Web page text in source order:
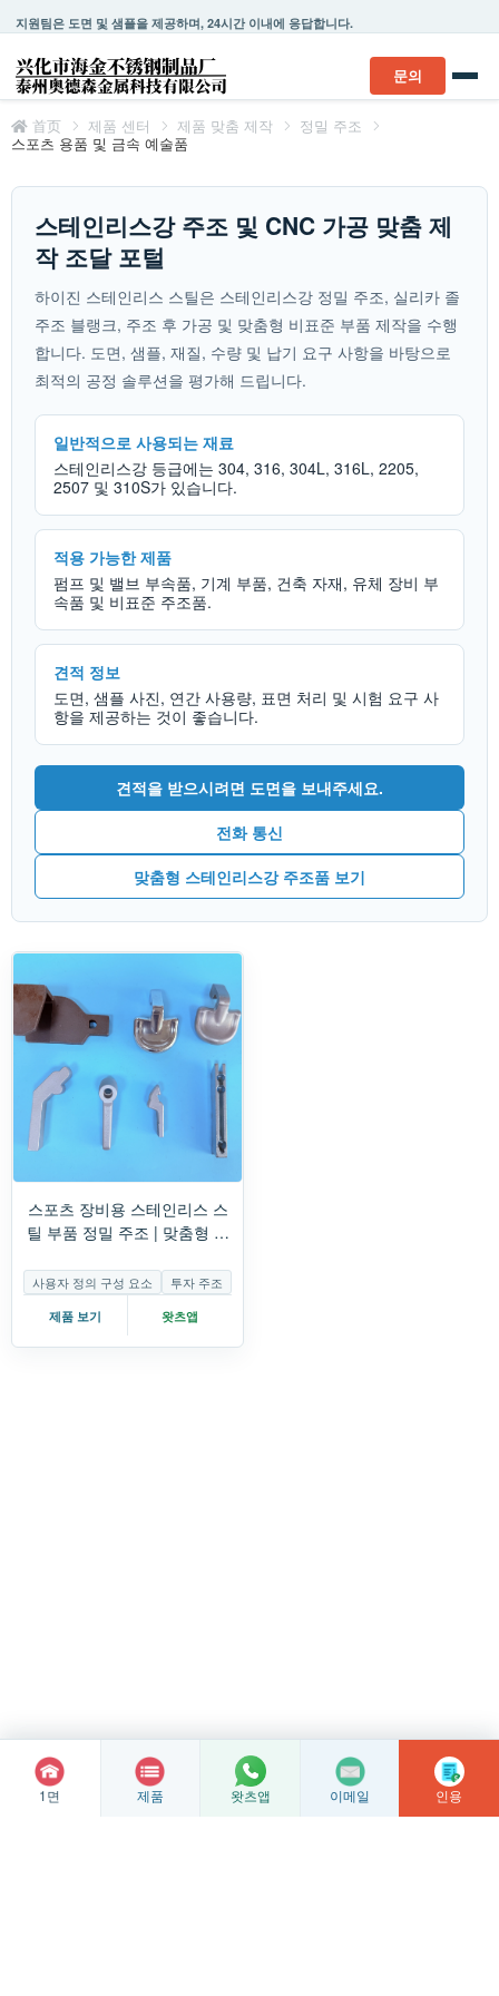
지원팀은 도면 및 샘플을 제공하며, 24시간 이내에 응답합니다.
문의
首页 제품 센터 제품 맞춤 제작
정밀 주조
스포츠 용품 및 금속 예술품
스테인리스강 주조 및 CNC 가공 맞춤 제
작 조달 포털
하이진 스테인리스 스틸은 스테인리스강 정밀 주조, 실리카 졸
주조 블랭크, 주조 후 가공 및 맞춤형 비표준 부품 제작을 수행
합니다. 도면, 샘플, 재질, 수량 및 납기 요구 사항을 바탕으로
최적의 공정 솔루션을 평가해 드립니다.
일반적으로 사용되는 재료
스테인리스강 등급에는 304, 316, 304L, 316L, 2205,
2507 및 310S가 있습니다.
적용 가능한 제품
펌프 및 밸브 부속품, 기계 부품, 건축 자재, 유체 장비 부
속품 및 비표준 주조품.
견적 정보
도면, 샘플 사진, 연간 사용량, 표면 처리 및 시험 요구 사
항을 제공하는 것이 좋습니다.
견적을 받으시려면 도면을 보내주세요.
전화 통신
맞춤형 스테인리스강 주조품 보기
스포츠 장비용 스테인리스 스
틸 부품 정밀 주조 | 맞춤형 피
사용자 정의 구성 요소 투자 주조
제품 보기 왓츠앱
1면 제품 이메일
왓츠앱 인용